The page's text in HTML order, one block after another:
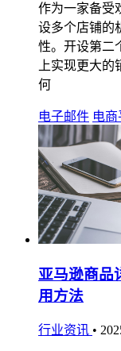
作为一家备受
设多个店铺的
性。开设第二
上实现更大
何
电子邮件 电商
亚马逊商品
用方法
行业资讯 •